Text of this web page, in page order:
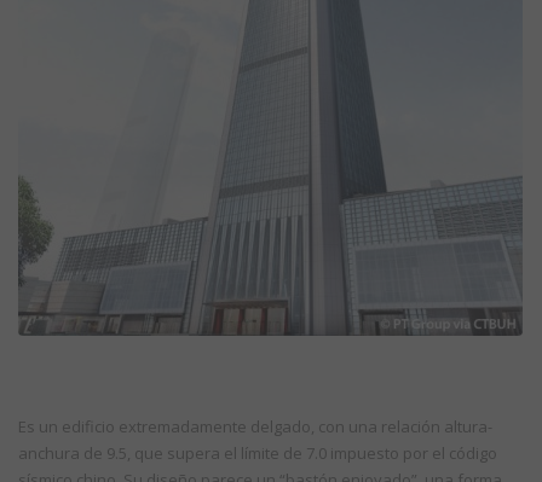
Es un edificio extremadamente delgado, con una relación altura-
anchura de 9.5, que supera el límite de 7.0 impuesto por el código